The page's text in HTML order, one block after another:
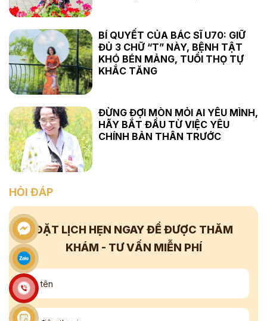
BÍ QUYẾT CỦA BÁC SĨ U70: GIỮ
ĐỦ 3 CHỮ “T” NÀY, BỆNH TẬT
KHÓ BÉN MẢNG, TUỔI THỌ TỰ
KHẮC TĂNG
ĐỪNG ĐỢI MÒN MỎI AI YÊU MÌNH,
HÃY BẮT ĐẦU TỪ VIỆC YÊU
CHÍNH BẢN THÂN TRƯỚC
HỎI ĐÁP
ĐẶT LỊCH HẸN NGAYĐỂ ĐƯỢC THĂM
KHÁM - TƯ VẤN MIỄN PHÍ